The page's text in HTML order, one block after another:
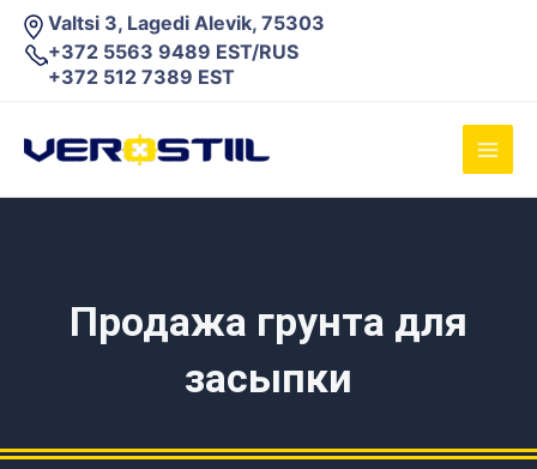
Перейти
содержимому
Valtsi 3, Lagedi Alevik, 75303
+372 5563 9489 EST/RUS
+372 512 7389 EST
Main
Продажа грунта для
засыпки